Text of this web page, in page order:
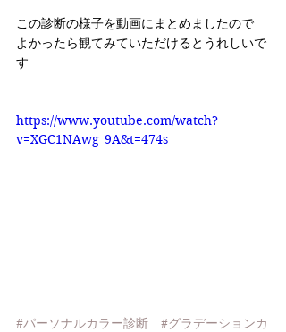
この診断の様子を動画にまとめましたので
よかったら観てみていただけるとうれしいで
す
https://www.youtube.com/watch?
v=XGC1NAwg_9A&t=474s
#パーソナルカラー診断
#グラデーションカ